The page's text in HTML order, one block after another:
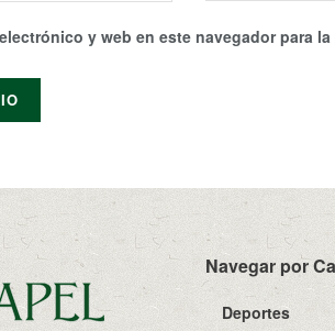
y web en este navegador para
Navegar por
Deportes